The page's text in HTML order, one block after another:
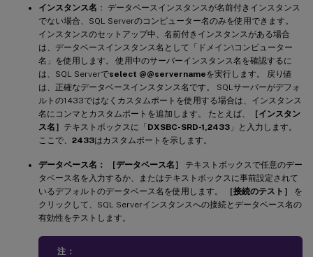
インスタンス名 ： データベースインスタンスが名前付きインスタンス
でない場合、SQL Serverのコンピューター名のみを使用できます。
インスタンスのセットアップ中、名前付きインスタンスがある場合
は、データベースインスタンス名として「ドメイン\コンピューター
名」を使用します。 使用中のサーバーインスタンス名を確認するに
は、SQL Serverでselect @@servernameを実行します。 戻り値
は、正確なデータベースインスタンス名です。 SQLサーバーがデフォ
ルトの1433ではなくカスタムポートを使用する場合は、インスタンス
名にコンマとカスタムポートを追加します。 たとえば、
［インスタン
ス名］ テキストボックスに「DXSBC-SRD-1,2433 」と入力します。
ここで、 2433はカスタムポートを示します。
データベース名： ［データベース名］
テキストボックスで任意のデー
タベース名を入力するか、またはテキストボックスに事前設定されて
いるデフォルトのデータベース名を使用します。
［接続のテスト］
を
クリックして、SQL Serverインスタンスへの接続とデータベース名の
有効性をテストします。
注：